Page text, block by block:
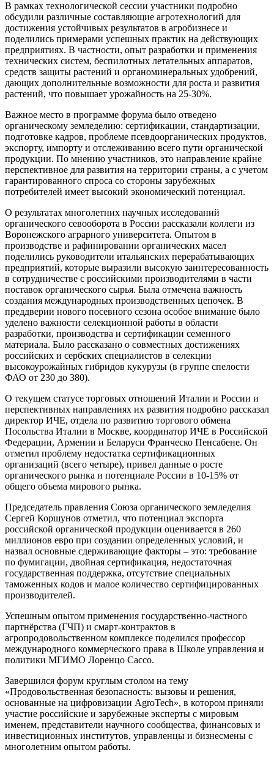
В рамках технологической сессии участники подробно
обсудили различные составляющие агротехнологий для
достижения устойчивых результатов в агробизнесе и
поделились примерами успешных практик на действующих
предприятиях. В частности, опыт разработки и применения
технических систем, беспилотных летательных аппаратов,
средств защиты растений и органоминеральных удобрений,
дающих дополнительные возможности для роста и развития
растений, что повышает урожайность на 25-30%.
Важное место в программе форума было отведено
органическому земледелию: сертификации, стандартизации,
подготовке кадров, проблеме псевдоорганических продуктов,
экспорту, импорту и отслеживанию всего пути органической
продукции. По мнению участников, это направление крайне
перспективное для развития на территории страны, а с учетом
гарантированного спроса со стороны зарубежных
потребителей имеет высокий экономический потенциал.
О результатах многолетних научных исследований
органического севооборота в России рассказали коллеги из
Воронежского аграрного университета. Опытом в
производстве и рафинировании органических масел
поделились руководители итальянских перерабатывающих
предприятий, которые выразили высокую заинтересованность
в сотрудничестве с российскими производителями в части
поставок органического сырья. Была отмечена важность
создания международных производственных цепочек. В
преддверии нового посевного сезона особое внимание было
уделено важности селекционной работы в области
разработки, производства и сертификации семенного
материала. Было рассказано о совместных достижениях
российских и сербских специалистов в селекции
высокоурожайных гибридов кукурузы (в группе спелости
ФАО от 230 до 380).
О текущем статусе торговых отношений Италии и России и
перспективных направлениях их развития подробно рассказал
директор ИЧЕ, отдела по развитию торгового обмена
Посольства Италии в Москве, координатор ИЧЕ в Российской
Федерации, Армении и Беларуси Франческо Пенсабене. Он
отметил проблему недостатка сертификационных
организаций (всего четыре), привел данные о росте
органического рынка и потенциале России в 10-15% от
общего объема мирового рынка.
Председатель правления Союза органического земледелия
Сергей Коршунов отметил, что потенциал экспорта
российской органической продукции оценивается в 260
миллионов евро при создании определенных условий, и
назвал основные сдерживающие факторы – это: требование
по фумигации, двойная сертификация, недостаточная
государственная поддержка, отсутствие специальных
таможенных кодов и малое количество сертифицированных
производителей.
Успешным опытом применения государственно-частного
партнёрства (ГЧП) и смарт-контрактов в
агропродовольственном комплексе поделился профессор
международного коммерческого права в Школе управления и
политики МГИМО Лоренцо Сассо.
Завершился форум круглым столом на тему
«Продовольственная безопасность: вызовы и решения,
основанные на цифровизации AgroTech», в котором приняли
участие российские и зарубежные эксперты с мировым
именем, представители научного сообщества, финансовых и
инвестиционных институтов, управленцы и бизнесмены с
многолетним опытом работы.